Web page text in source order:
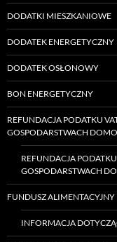
DODATKI MIESZKANIOWE
DODATEK ENERGETYCZNY
DODATEK OSŁONOWY
BON ENERGETYCZNY
REFUNDACJA PODATKU
GOSPODARSTWACH
REFUNDACJA
GOSPODARSTWACH
FUNDUSZ ALIMENTACYJNY
INFORMACJA